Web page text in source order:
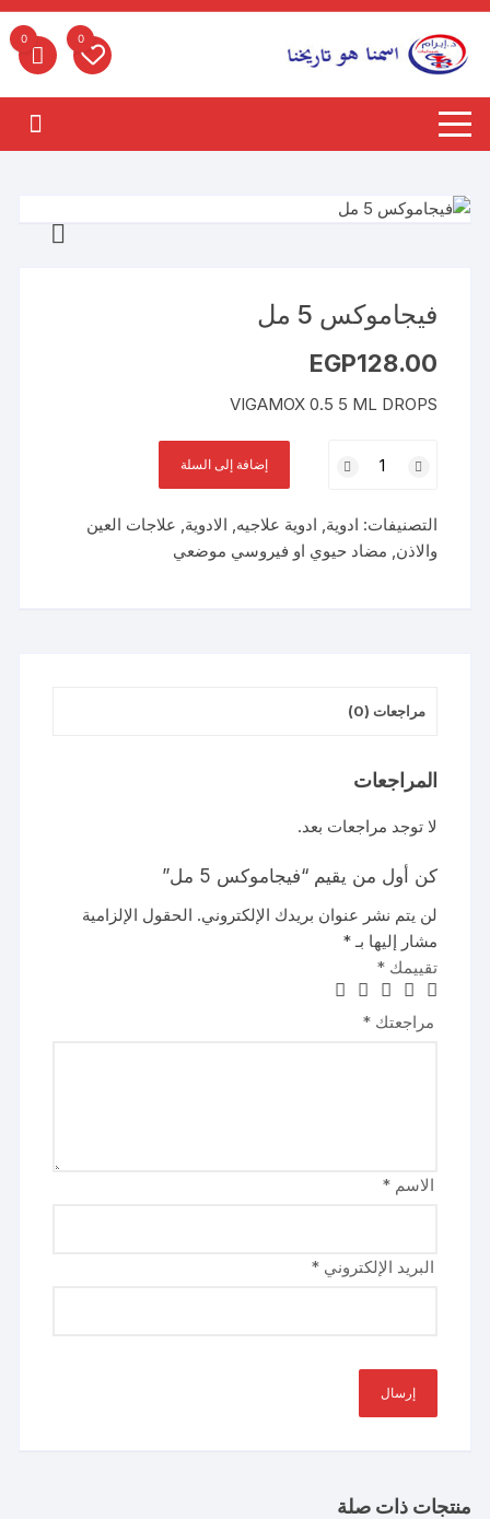
التجاوز
المحتوى
0
0
فيجاموكس 5 مل
EGP128.00
VIGAMOX 0.5 5 ML DROPS
فيجاموكس
مل
إضافة إلى السلة
التصنيفات: ادوية, ادوية علاجيه, الادوية, علاجات العين
والاذن, مضاد حيوي او فيروسي موضعي
مراجعات (0)
المراجعات
لا توجد مراجعات بعد.
كن أول من يقيم “فيجاموكس 5 مل”
لن يتم نشر عنوان بريدك الإلكتروني. الحقول الإلزامية
مشار إليها بـ*
تقييمك*
مراجعتك*
الاسم*
البريد الإلكتروني*
منتجات ذات صلة